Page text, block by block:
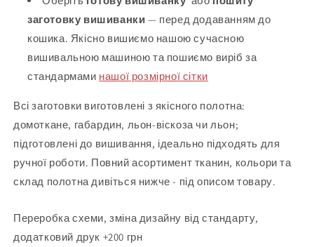
заготовку вишиванки — перед додаванням до
кошика. Якісно вишиємо нашою сучасною
вишивальною машиною та пошиємо виріб за
стандармами нашої розмірної сітки
Всі заготовки виготовлені з якісного полотна:
домоткане, габардин, льон-віскоза чи льон;
підготовлені до вишивання, ідеально підходять для
ручної роботи. Повний асортимент тканин, кольори та
склад полотна дивіться нижче - під описом товару.
Переробка схеми, зміна дизайну від стандарту,
додатковий друк +200 грн